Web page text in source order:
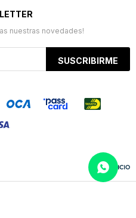
nuestras novedades!
SUSCRIBIRME